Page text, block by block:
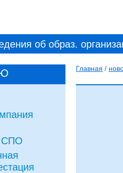
об образ.
СПО
Главная /